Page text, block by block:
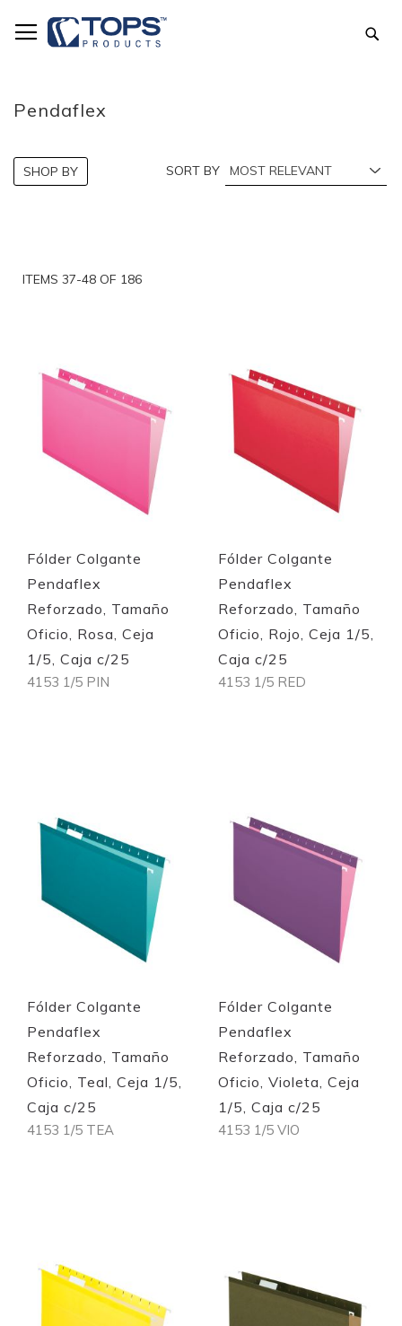
to
Content
Pendaflex
ITEMS 37-48 OF 186
SORT BY
Fólder Colgante
Pendaflex
Reforzado, Tamaño
Oficio, Rosa, Ceja
1/5, Caja c/25
4153 1/5 PIN
Quickview
Fólder Colgante
Pendaflex
Reforzado, Tamaño
Oficio, Rojo, Ceja 1/5,
Caja c/25
4153 1/5 RED
Quickview
Fólder Colgante
Pendaflex
Reforzado, Tamaño
Oficio, Teal, Ceja 1/5,
Caja c/25
4153 1/5 TEA
Fólder Colgante
Pendaflex
Reforzado, Tamaño
Oficio, Violeta, Ceja
1/5, Caja c/25
4153 1/5 VIO
SHOP BY